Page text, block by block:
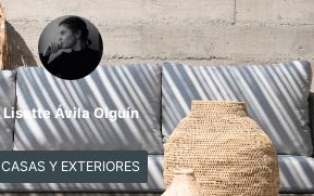
Lisette Ávila Olguín
CASAS Y EXTERIORES